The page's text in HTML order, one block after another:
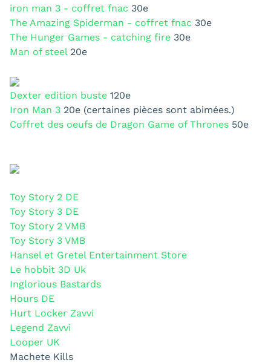
iron man 3 - coffret fnac 30e
The Amazing Spiderman - coffret fnac 30e
The Hunger Games - catching fire 30e
Man of steel20e
Dexter edition buste 120e
Iron Man 3 20e (certaines pièces sont abimées.)
Coffret des oeufs de Dragon Game of Thrones 50e
Toy Story 2 DE
Toy Story 3 DE
Toy Story 2 VMB
Toy Story 3 VMB
Hansel et Gretel Entertainment Store
Le hobbit 3D Uk
Inglorious Bastards
Hours DE
Hurt Locker Zavvi
Legend Zavvi
Looper UK
Machete Kills